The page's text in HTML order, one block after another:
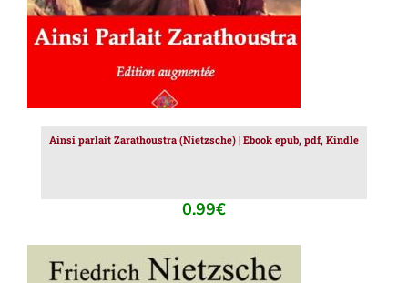
Ainsi parlait Zarathoustra (Nietzsche) | Ebook epub, pdf, Kindle
0.99€